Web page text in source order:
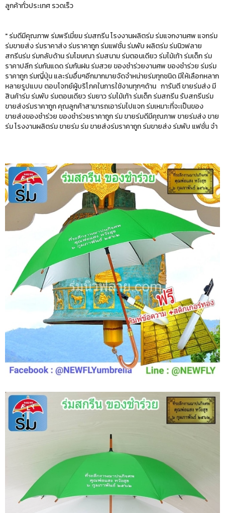
ลูกค้าทั่วประเทศ รวดเร็ว
" ร่มดีมีคุณภาพ ร่มพรีเมี่ยม ร่มสกรีน โรงงานผลิตร่ม ร่มแจกงานศพ แจกร่ม
ร่มขายส่ง ร่มราคาส่ง ร่มราคาถูก ร่มแฟชั่น ร่มพับ ผลิตร่ม ร่มนิวฟลาย
สกรีนร่ม ร่มกลับด้าน ร่มโฆษณา ร่มสนาม ร่มตอนเดียว ร่มไม้เท้า ร่มเด็ก ร่ม
ราคาปลีก ร่มกันแดด ร่มกันฝน ร่มสวย ของชำร่วยงานศพ ของชำร่วย ร่มร่ม
ราคาถูก ร่มญี่ปุ่น และร่มอื่นๆอีกมากมายจัดจำหน่ายร่มทุกชนิด มีให้เลือกหลาก
หลายรูปแบบ ตอบโจทย์ผู้บริโภคในการใช้งานทุกๆด้าน การันตี ขายร่มส่ง มี
สินค้าร่ม ร่มพับ ร่มตอนเดียว ร่มยาว ร่มไม้เท้า ร่มเด็ก ร่มสกรีน รับสกรีนร่ม
ขายส่งร่มราคาถูก คุณลูกค้าสามารถเอาร่มไปแจก ร่มเหมาะที่จะเป็นของ
ขายส่งของชำร่วย ของชำร่วยราคาถูก ร่ม ขายร่มดีมีคุณภาพ ขายร่มส่ง ขาย
ร่ม โรงงานผลิตร่ม ขายร่ม ร่ม ขายส่งร่มราคาถูก ร่มขายส่ง ร่มพับ แฟชั่น จำ